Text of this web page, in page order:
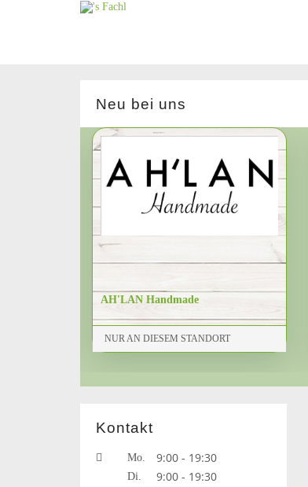
Neu bei uns
Kontakt
Mo. 9:00 - 19:30
Di. 9:00 - 19:30